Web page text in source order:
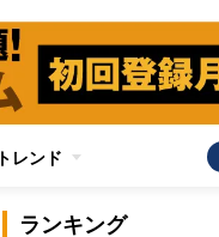
トレンド
ランキング